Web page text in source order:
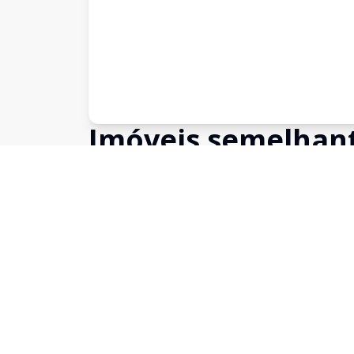
Imóveis